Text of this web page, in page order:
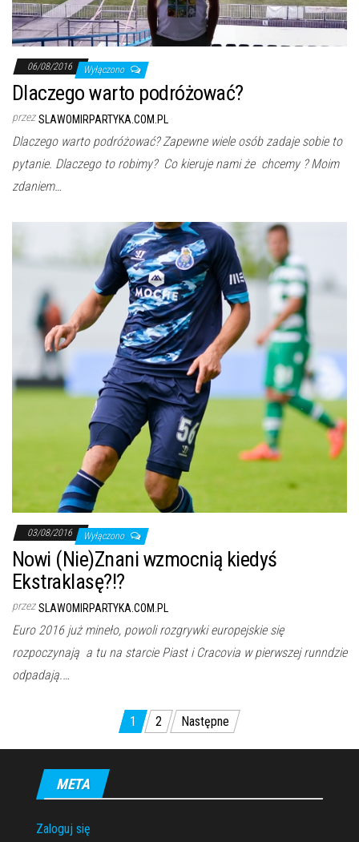
06/08/2016 Wyłączono
Dlaczego warto podróżować?
przez SLAWOMIRPARTYKA.COM.PL
Dlaczego warto podróżować? Zapewne wiele osób zadaje sobie to
pytanie. Dlaczego to robimy? Co kieruje nami że chcemy ? Moim
zdaniem…
03/08/2016 Wyłączono
Nowi (Nie)Znani wzmocnią kiedyś
Ekstraklasę?!?
przez SLAWOMIRPARTYKA.COM.PL
Euro 2016 już mineło, powoli rozgrywki europejskie się
rozpoczynają a tu na starcie Piast i Cracovia w pierwszej runndzie
odpadają.…
Stronicowanie
wpisów
1 2 Następne
META
Zaloguj się